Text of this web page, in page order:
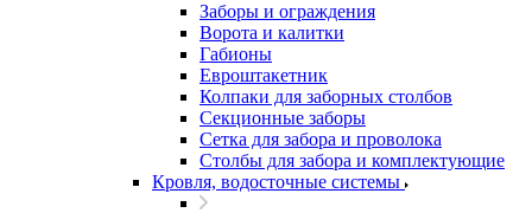
Заборы и ограждения
Ворота и калитки
Габионы
Евроштакетник
Колпаки для заборных столбов
Секционные заборы
Сетка для забора и проволока
Столбы для забора и комплектующие
Кровля, водосточные системы